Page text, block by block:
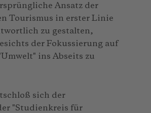
Ansatz der
Tourismus in erster Linie
zu gestalten,
der Fokussierung auf
ins Abseits zu
sich der
"Studienkreis für